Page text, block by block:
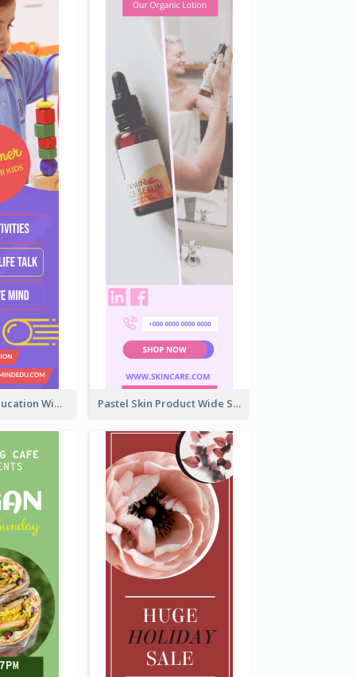
Mindfulness Education Wide Skyscraper Banner Pastel Skin Product Wide Skyscraper Banner Design